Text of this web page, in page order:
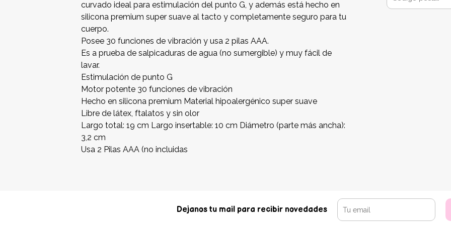
curvado ideal para estimulación del punto G, y además está hecho en
silicona premium super suave al tacto y completamente seguro para tu
cuerpo.
Posee 30 funciones de vibración y usa 2 pilas AAA.
Es a prueba de salpicaduras de agua (no sumergible) y muy fácil de
lavar.
Estimulación de punto G
Motor potente 30 funciones de vibración
Hecho en silicona premium Material hipoalergénico super suave
Libre de látex, ftalatos y sin olor
Largo total: 19 cm Largo insertable: 10 cm Diámetro (parte más ancha):
3,2 cm
Usa 2 Pilas AAA (no incluidas
Dejanos tu mail para recibir novedades